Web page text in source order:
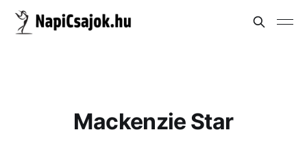
Mackenzie Star